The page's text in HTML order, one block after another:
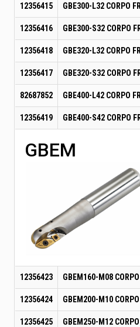
12356415 GBE300-L32 CORPO
12356416 GBE300-S32 CORPO
12356418 GBE320-L32 CORPO
12356417 GBE320-S32 CORPO
82687852 GBE400-L42 CORPO
12356419 GBE400-S42 CORPO
GBEM
12356423 GBEM160-M08
12356424 GBEM200-M10
12356425 GBEM250-M12